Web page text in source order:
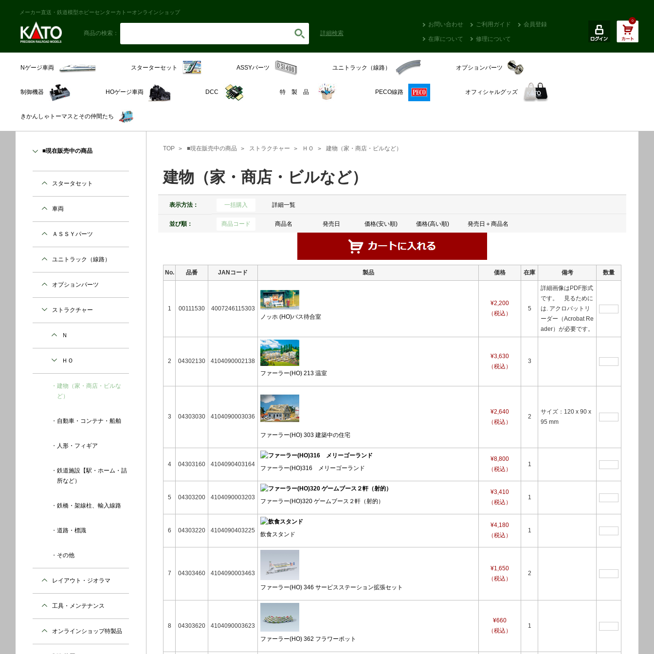
メーカー直送・鉄道模型ホビーセンターカトーオンラインショップ
商品の検索： 詳細検索
お問い合わせ ご利用ガイド 会員登録
在庫について 修理について
0
Nゲージ車両 スターターセット ASSYパーツ ユニトラック（線路） オプションパーツ
制御機器 HOゲージ車両 DCC 特 製 品 PECO線路 オフィシャルグッズ
きかんしゃトーマスとその仲間たち
TOP ■現在販売中の商品 ストラクチャー ＨＯ 建物（家・商店・ビルなど）
建物（家・商店・ビルなど）
表示方法： 一括購入 詳細一覧
並び順： 商品コード 商品名 発売日 価格(安い順) 価格(高い順) 発売日＋商品名
No. 品番 JANコード 製品 価格 在庫 備考 数量
1 00111530
4007246115303
ノッホ (HO)バス待合室
¥2,200
（税込）
5
詳細画像はPDF形式
です。 見るために
は. アクロバットリ
ーダー（Acrobat Re
ader）が必要です。
2 04302130
4104090002138
ファーラー(HO) 213 温室
¥3,630
（税込）
3
3 04303030 4104090003036
ファーラー(HO) 303 建築中の住宅
¥2,640
（税込）
2
サイズ：120 x 90 x
95 mm
4 04303160 4104090403164
ファーラー(HO)316 メリーゴーランド
¥8,800
（税込）
1
5 04303200 4104090003203
ファーラー(HO)320 ゲームブース２軒（射的）
¥3,410
（税込）
1
6 04303220 4104090403225
飲食スタンド
¥4,180
（税込）
1
7 04303460 4104090003463
ファーラー(HO) 346 サービスステーション拡張セット
¥1,650
（税込）
2
8 04303620
4104090003623
ファーラー(HO) 362 フラワーポット
¥660
（税込）
1
■現在販売中の商品
スタータセット
車両
ＡＳＳＹパーツ
ユニトラック（線路）
オプションパーツ
ストラクチャー
Ｎ
ＨＯ
建物（家・商店・ビルな
ど）
自動車・コンテナ・船舶
人形・フィギア
鉄道施設【駅・ホーム・詰
所など）
鉄橋・架線柱、輸入線路
道路・標識
その他
レイアウト・ジオラマ
工具・メンテナンス
オンラインショップ特製品